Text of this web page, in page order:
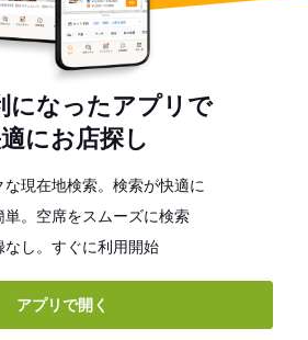
になったアプリで
にお店探し
な現在地検索。検索が快適に
単。空席をスムーズに検索
なし。すぐに利用開始
アプリで開く